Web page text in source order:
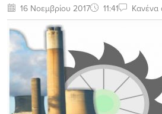
16 Νοεμβρίου 2017 11:41 Κανένα